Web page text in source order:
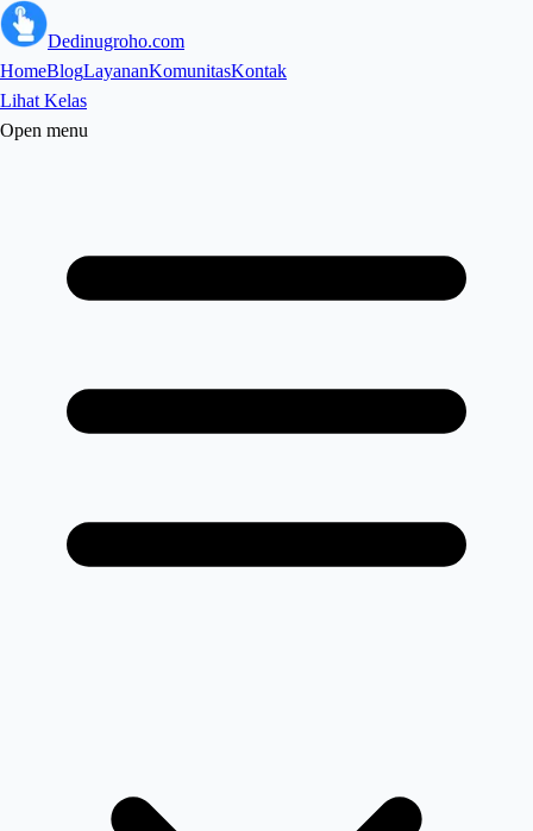
Dedinugroho.com
HomeBlogLayananKomunitasKontak
Lihat Kelas
Open menu